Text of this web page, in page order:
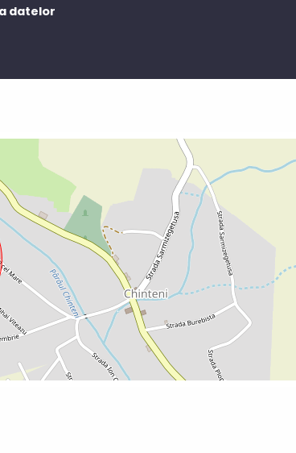
datelor